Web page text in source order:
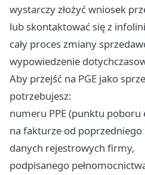
wystarczy złożyć wniosek
lub skontaktować się z
cały proces zmiany
wypowiedzenie
Aby przejść na PGE jako
potrzebujesz:
numeru PPE (punktu
na fakturze od poprzedniego
danych rejestrowych firmy,
podpisanego